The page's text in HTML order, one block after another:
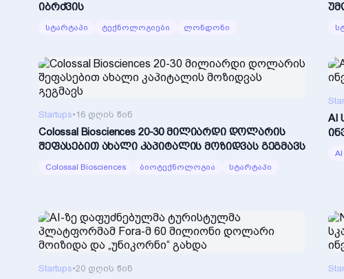
იბრძვის
სტარტაპი ტექნოლოგიები ლონდონი
Startups•16 დღის წინ
Colossal Biosciences 20-30 მილიარდი დოლარის
შეფასებით ახალი კაპიტალის მოზიდვას გეგმავს
Colossal Biosciences ბიოტექნოლოგია სტარტაპი
AI
AI
Startups•20 დღის წინ